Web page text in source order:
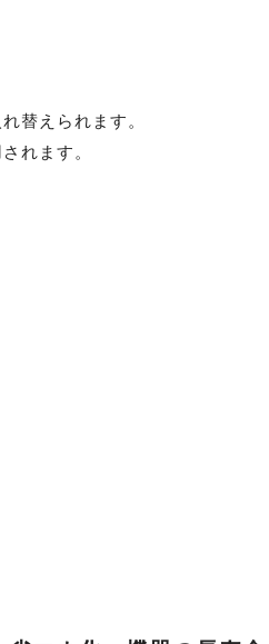
替えられます。
れます。